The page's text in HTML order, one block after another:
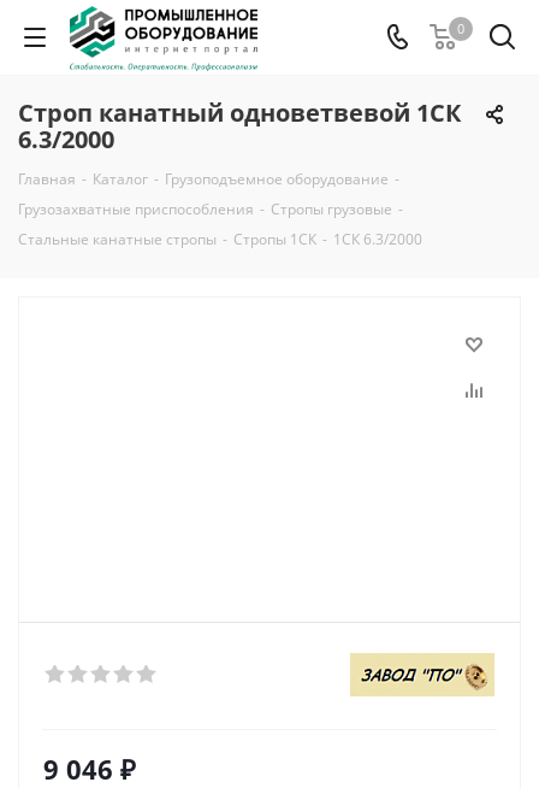
0
Строп канатный одноветвевой 1СК
6.3/2000
Главная - Каталог - Грузоподъемное оборудование -
Грузозахватные приспособления - Стропы грузовые -
Стальные канатные стропы - Стропы 1СК - 1СК 6.3/2000
9 046 ₽